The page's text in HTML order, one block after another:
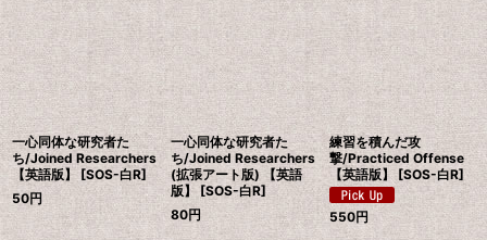
一心同体な研究者た
ち/Joined Researchers
【英語版】 [SOS-白R]
50円
一心同体な研究者た
ち/Joined Researchers
(拡張アート版) 【英語
版】 [SOS-白R]
80円
練習を積んだ攻
撃/Practiced Offense
【英語版】 [SOS-白R]
550円